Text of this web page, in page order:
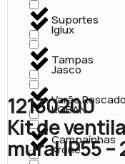
Suportes
Tampas
Varão Roscado
Campaínhas
Iglux
Jasco
KOBAN
Krone
12130200
Kit de
mural IP55